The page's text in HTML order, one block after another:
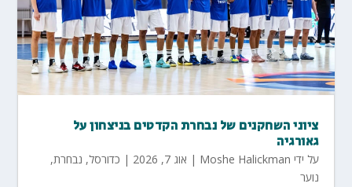
ציוני השחקנים של נבחרת הקדטים בניצחון על
גאורגיה
על ידי Moshe Halickman
| אוג 7, 2026 | כדורסל, נבחרת,
נוער